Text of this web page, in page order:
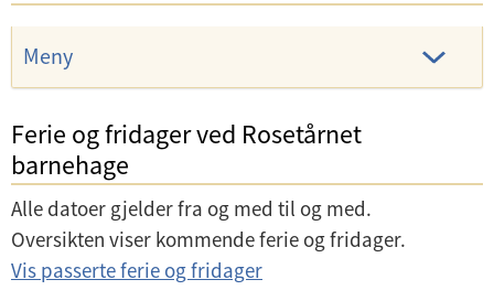
Meny
Ferie og fridager ved Rosetårnet
barnehage
Alle datoer gjelder fra og med til og med.
Oversikten viser kommende ferie og fridager.
Vis passerte ferie og fridager